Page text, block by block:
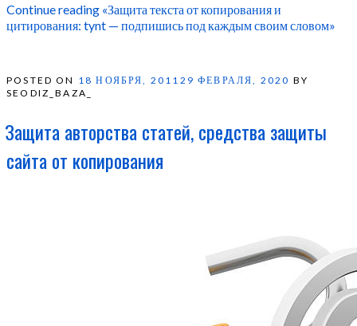
Continue reading «Защита текста от копирования и
цитирования: tynt — подпишись под каждым своим словом»
POSTED ON 18 НОЯБРЯ, 2011 29 ФЕВРАЛЯ, 2020 BY
SEODIZ_BAZA_
Защита авторства статей, средства защиты
сайта от копирования